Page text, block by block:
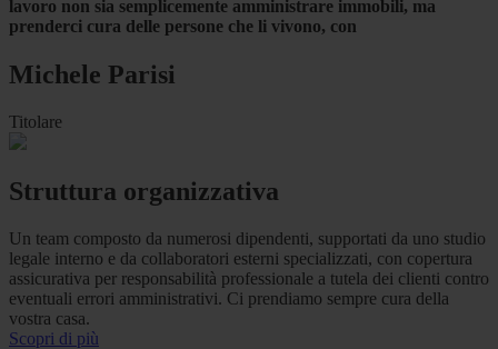
lavoro non sia semplicemente amministrare immobili, ma
prenderci cura delle persone che li vivono, con
Michele Parisi
Titolare
Struttura organizzativa
Un team composto da numerosi dipendenti, supportati da uno studio
legale interno e da collaboratori esterni specializzati, con copertura
assicurativa per responsabilità professionale a tutela dei clienti contro
eventuali errori amministrativi. Ci prendiamo sempre cura della
vostra casa.
Scopri di più